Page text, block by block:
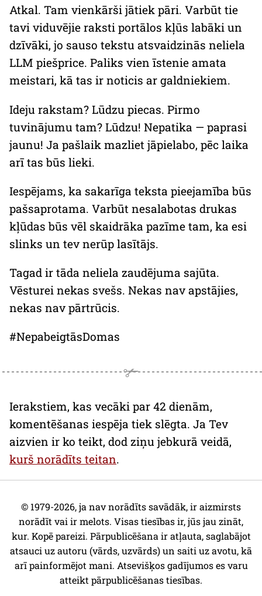
Atkal. Tam vienkārši jātiek pāri. Varbūt tie
tavi viduvējie raksti portālos kļūs labāki un
dzīvāki, jo sauso tekstu atsvaidzinās neliela
LLM piešprice. Paliks vien īstenie amata
meistari, kā tas ir noticis ar galdniekiem.
Ideju rakstam? Lūdzu piecas. Pirmo
tuvinājumu tam? Lūdzu! Nepatika — paprasi
jaunu! Ja pašlaik mazliet jāpielabo, pēc laika
arī tas būs lieki.
Iespējams, ka sakarīga teksta pieejamība būs
pašsaprotama. Varbūt nesalabotas drukas
kļūdas būs vēl skaidrāka pazīme tam, ka esi
slinks un tev nerūp lasītājs.
Tagad ir tāda neliela zaudējuma sajūta.
Vēsturei nekas svešs. Nekas nav apstājies,
nekas nav pārtrūcis.
#NepabeigtāsDomas
Ierakstiem, kas vecāki par 42 dienām,
komentēšanas iespēja tiek slēgta. Ja Tev
aizvien ir ko teikt, dod ziņu jebkurā veidā,
kurš norādīts teitan.
© 1979-2026, ja nav norādīts savādāk, ir aizmirsts
norādīt vai ir melots. Visas tiesības ir, jūs jau zināt,
kur. Kopē pareizi. Pārpublicēšana ir atļauta, saglabājot
atsauci uz autoru (vārds, uzvārds) un saiti uz avotu, kā
arī painformējot mani. Atsevišķos gadījumos es varu
atteikt pārpublicēšanas tiesības.